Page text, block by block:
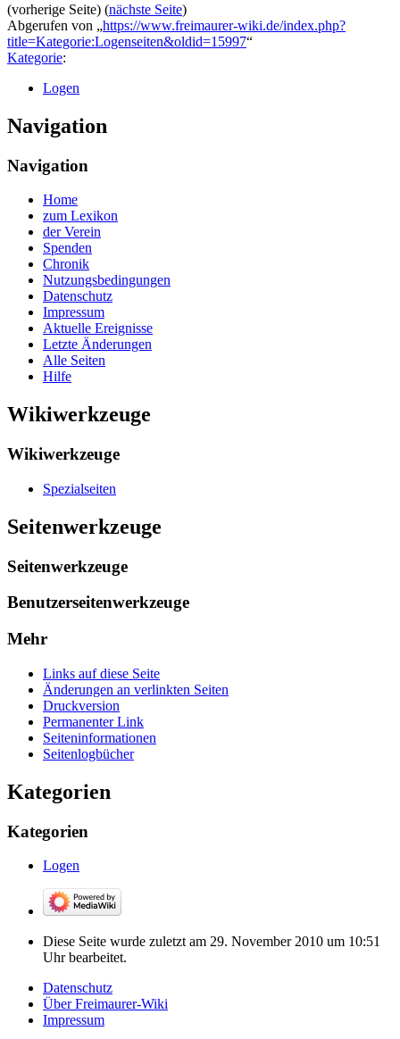
(vorherige Seite) (nächste Seite)
Abgerufen von „https://www.freimaurer-wiki.de/index.php?
title=Kategorie:Logenseiten&oldid=15997“
Kategorie:
Logen
Navigation
Navigation
Home
zum Lexikon
der Verein
Spenden
Chronik
Nutzungsbedingungen
Datenschutz
Impressum
Aktuelle Ereignisse
Letzte Änderungen
Alle Seiten
Hilfe
Wikiwerkzeuge
Wikiwerkzeuge
Spezialseiten
Seitenwerkzeuge
Seitenwerkzeuge
Benutzerseitenwerkzeuge
Mehr
Links auf diese Seite
Änderungen an verlinkten Seiten
Druckversion
Permanenter Link
Seiten­­informationen
Seitenlogbücher
Kategorien
Kategorien
Logen
Diese Seite wurde zuletzt am 29. November 2010 um 10:51
Uhr bearbeitet.
Datenschutz
Über Freimaurer-Wiki
Impressum